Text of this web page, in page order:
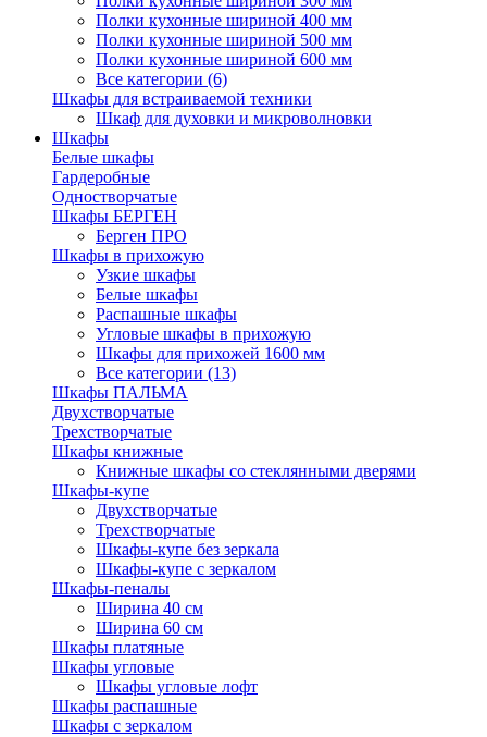
Полки кухонные шириной 400 мм
Полки кухонные шириной 500 мм
Полки кухонные шириной 600 мм
Все категории (6)
Шкафы для встраиваемой техники
Шкаф для духовки и микроволновки
Шкафы
Белые шкафы
Гардеробные
Одностворчатые
Шкафы БЕРГЕН
Берген ПРО
Шкафы в прихожую
Узкие шкафы
Белые шкафы
Распашные шкафы
Угловые шкафы в прихожую
Шкафы для прихожей 1600 мм
Все категории (13)
Шкафы ПАЛЬМА
Двухстворчатые
Трехстворчатые
Шкафы книжные
Книжные шкафы со стеклянными дверями
Шкафы-купе
Двухстворчатые
Трехстворчатые
Шкафы-купе без зеркала
Шкафы-купе с зеркалом
Шкафы-пеналы
Ширина 40 см
Ширина 60 см
Шкафы платяные
Шкафы угловые
Шкафы угловые лофт
Шкафы распашные
Шкафы с зеркалом